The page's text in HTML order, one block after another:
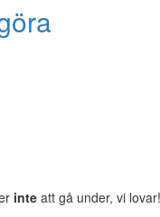
inte att gå under, vi